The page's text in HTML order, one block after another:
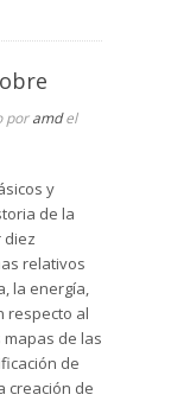
poramdel
y
de la
diez
relativos
la energía,
respecto al
de las
de
creación de